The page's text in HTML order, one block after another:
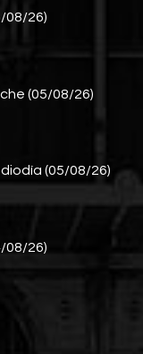
08/26)
(05/08/26)
(05/08/26)
08/26)